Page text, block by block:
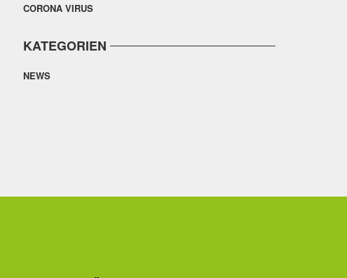
CORONA VIRUS
KATEGORIEN
NEWS